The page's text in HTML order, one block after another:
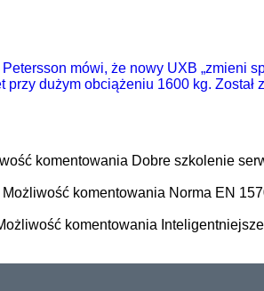
mówi, że nowy UXB „zmieni
dużym obciążeniu 1600 kg.
komentowania Dobre szkolenie
Możliwość komentowania Norma EN
komentowania